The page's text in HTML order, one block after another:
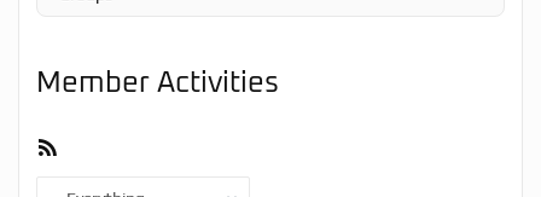
Member Activities